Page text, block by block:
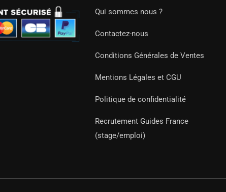
Qui sommes nous ?
Contactez-nous
Conditions Générales de Ventes
Mentions Légales et CGU
Politique de confidentialité
Recrutement Guides France
(stage/emploi)